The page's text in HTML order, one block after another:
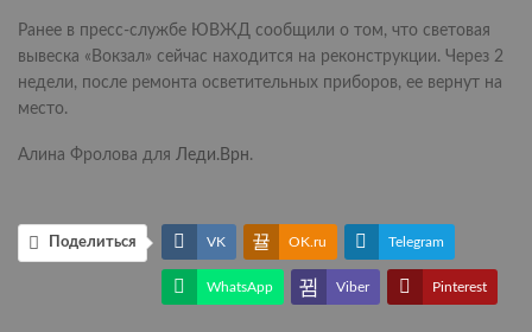
Ранее в пресс-службе ЮВЖД сообщили о том, что световая
вывеска «Вокзал» сейчас находится на реконструкции. Через 2
недели, после ремонта осветительных приборов, ее вернут на
место.
Алина Фролова для Леди.Врн.
Поделиться VK OK.ru Telegram
WhatsApp Viber Pinterest